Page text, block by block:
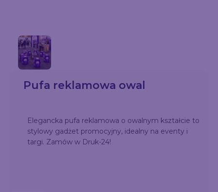
Pufa reklamowa owal
Elegancka pufa reklamowa o owalnym kształcie to
stylowy gadżet promocyjny, idealny na eventy i
targi. Zamów w Druk-24!